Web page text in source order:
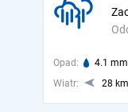
Opad: 4.1 mm
Wiatr:
28